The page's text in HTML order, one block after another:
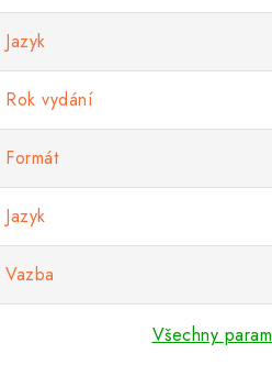
Jazyk
Rok vydání
Formát
Jazyk
Vazba
Všechny